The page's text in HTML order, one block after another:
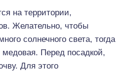
на территории,
Желательно, чтобы
солнечного света, тогда
медовая. Перед посадкой,
Для этого